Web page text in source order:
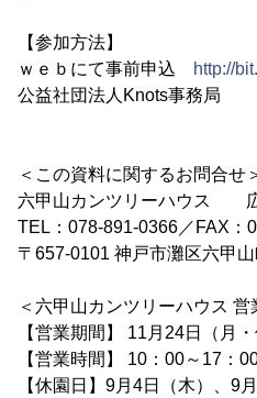
【参加方法】
ｗｅｂにて事前申込
http://
公益社団法人Knots事務局
＜この資料に関するお問合せ
六甲山カンツリーハウス
TEL：078-891-0366／FAX：
〒657-0101 神戸市灘区六甲
＜六甲山カンツリーハウス 営
【営業期間】 11月24日（月
【営業時間】 10：00～17：
【休園日】9月4日（木）、9